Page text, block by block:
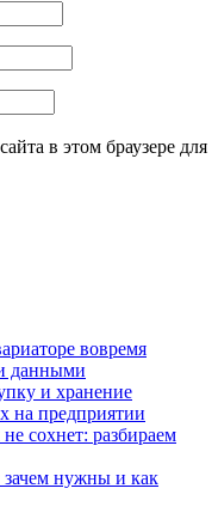
в этом браузере для
вовремя
данными
и хранение
на предприятии
сохнет: разбираем
нужны и как